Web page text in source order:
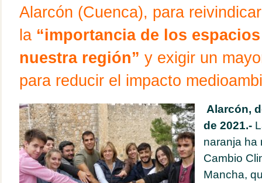
Alarcón (Cuenca), para reivindicar
la “importancia de los
nuestra región” y exigir un
para reducir el impacto
Alarcón,
de 2021.-
naranja ha
Cambio
Mancha,